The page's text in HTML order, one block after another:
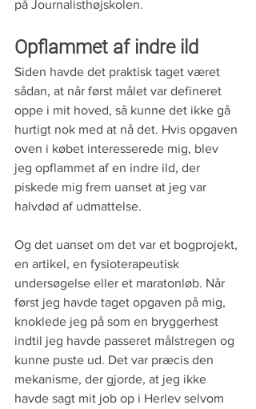
på Journalisthøjskolen.
Opflammet af indre ild
Siden havde det praktisk taget været
sådan, at når først målet var defineret
oppe i mit hoved, så kunne det ikke gå
hurtigt nok med at nå det. Hvis opgaven
oven i købet interesserede mig, blev
jeg opflammet af en indre ild, der
piskede mig frem uanset at jeg var
halvdød af udmattelse.
Og det uanset om det var et bogprojekt,
en artikel, en fysioterapeutisk
undersøgelse eller et maratonløb. Når
først jeg havde taget opgaven på mig,
knoklede jeg på som en bryggerhest
indtil jeg havde passeret målstregen og
kunne puste ud. Det var præcis den
mekanisme, der gjorde, at jeg ikke
havde sagt mit job op i Herlev selvom